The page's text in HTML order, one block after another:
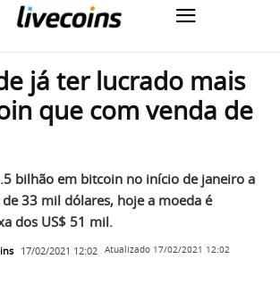
já ter lucrado mais
que com venda de
bilhão em bitcoin no início de janeiro a
33 mil dólares, hoje a moeda é
dos US$ 51 mil.
17/02/2021 12:02 Atualizado 17/02/2021 12:02